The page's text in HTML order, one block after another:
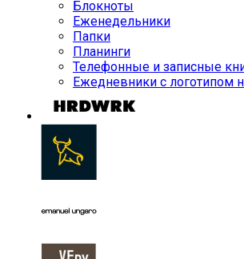
Блокноты
Еженедельники
Папки
Планинги
Телефонные и записные
Ежедневники с логотипом